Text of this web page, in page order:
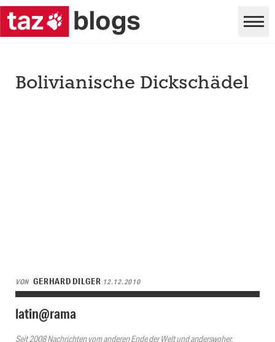
Bolivianische Dickschädel
VON GERHARD DILGER 12.12.2010
latin@rama
Seit 2008 Nachrichten vom anderen Ende der Welt und anderswoher.